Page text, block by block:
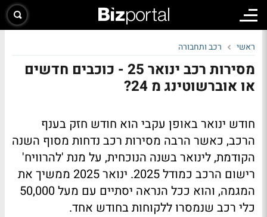
ראשי רכב ותחבורה
מסירות רכב ינואר 25 - כוכבים חדשים
או אוברשוטינג מ 24?
חודש ינואר באופן עקבי הוא חודש חזק בענף
הרכב, כאשר הרבה מסירות רכב נדחות מסוף השנה
הקודמת, לינואר בשנה הנוכחית, על מנת 'להרוויח'
רישום הרכב כמודל 2025. ינואר 2025 ממשיך את
המגמה, והוא ככל הנראה יסתיים עם מעל 50,000
כלי רכב שנמסרו ללקוחות בחודש אחד.